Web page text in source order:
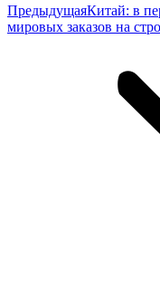
Предыдущая
запись:
Китай: в
мировых заказов на